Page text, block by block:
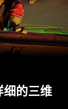
的三维